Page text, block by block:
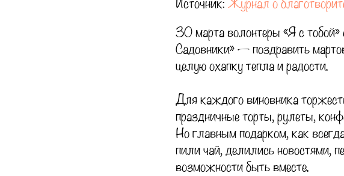
30 марта волонтеры «Я с
Садовники» — поздравить
целую охапку тепла и радости.
Для каждого виновника
праздничные торты, рулеты,
Но главным подарком, как
пили чай, делились новостями,
возможности быть вместе.